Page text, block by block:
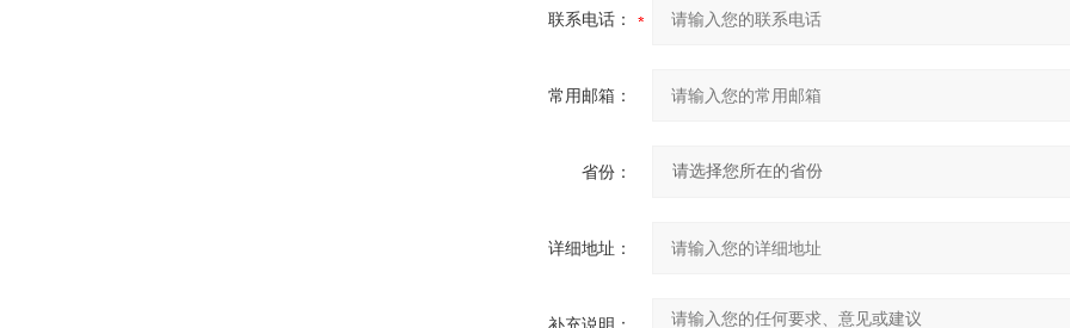
联系电话：
常用邮箱：
省份：
详细地址：